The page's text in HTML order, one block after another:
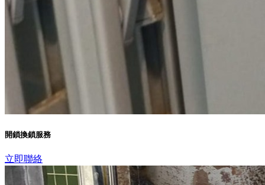
開鎖換鎖服務
立即聯絡